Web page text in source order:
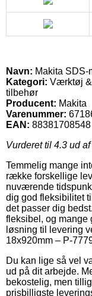
Navn: Makita SDS-
Kategori: Værktøj
tilbehør
Producent: Makita
Varenummer:
EAN: 88381708548
Vurderet til 4.3 ud
Temmelig mange
række forskellige
nuværende
dig god fleksibilitet
det passer dig
fleksibel, og mange
løsning til levering
18x920mm – P-
Du kan lige så vel
ud på dit arbejde.
bekostelig, men
prisbilligste